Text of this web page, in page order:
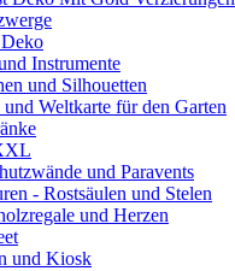
Instrumente
und Silhouetten
Weltkarte für den Garten
und Paravents
- Rostsäulen und Stelen
und Herzen
und Kiosk